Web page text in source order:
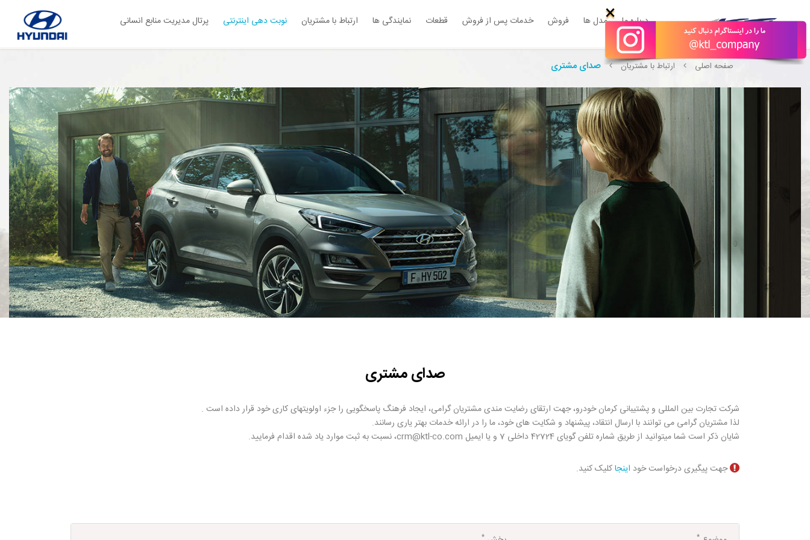
درباره ما مدل ها فروش خدمات پس از فروش قطعات نمایندگی ها ارتباط با مشتریان نوبت دهی اینترنتی پرتال مدیریت منابع انسانی ×
صفحه اصلی ارتباط با مشتریان صدای مشتری
صدای مشتری
شرکت تجارت بین المللی و پشتیبانی کرمان خودرو، جهت ارتقای رضایت مندی مشتریان گرامی، ایجاد فرهنگ پاسخگویی را جزء اولویتهای کاری خود قرار داده است .
لذا مشتریان گرامی می توانند با ارسال انتقاد، پیشنهاد و شکایت های خود، ما را در ارائه خدمات بهتر یاری رسانند.
شایان ذکر است شما میتوانید از طریق شماره تلفن گویای 42724 داخلی 7 و یا ایمیل crm@ktl-co.com، نسبت به ثبت موارد یاد شده اقدام فرمایید.
جهت پیگیری درخواست خود اینجاکلیک کنید.
*
*